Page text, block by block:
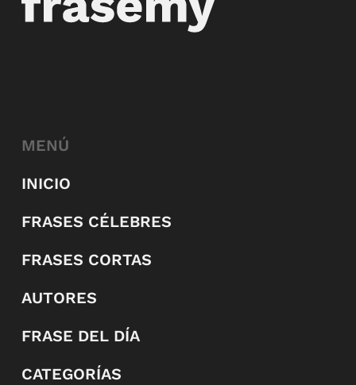
MENÚ
INICIO
FRASES CÉLEBRES
FRASES CORTAS
AUTORES
FRASE DEL DÍA
CATEGORÍAS